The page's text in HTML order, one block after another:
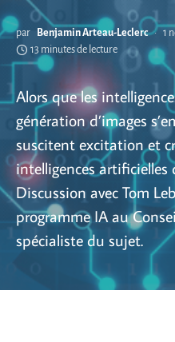
par Benjamin Arteau-Leclerc
1
13 minutes de lecture
Alors que les
génération d’images
suscitent excitation et
intelligences artificielles
Discussion avec Tom
programme IA au
spécialiste du sujet.